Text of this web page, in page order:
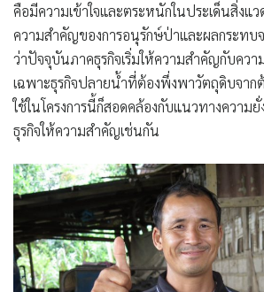
คือมีความเข้าใจและตระหนักในประเด็นสิ่ง
ความสำคัญของการอนุรักษ์ป่าและผลกระทบ
ว่าปัจจุบันภาคธุรกิจเริ่มให้ความสำคัญกับคว
เฉพาะธุรกิจปลายน้ำที่ต้องพึ่งพาวัตถุดิบจา
ใช้ในโครงการนี้ก็สอดคล้องกับแนวทางความ
ธุรกิจให้ความสำคัญเช่นกัน